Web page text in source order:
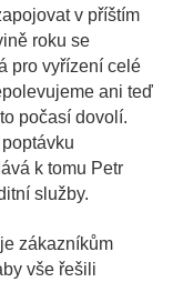
v příštím
roku se
pro vyřízení celé
ani teď
počasí dovolí.
k tomu Petr
služby.
zákazníkům
vše řešili